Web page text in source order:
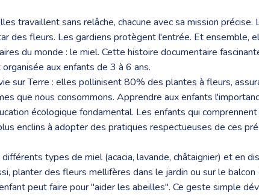
travaillent sans relâche, chacune avec sa mission précise.
des fleurs. Les gardiens protègent l'entrée. Et ensemble,
du monde : le miel. Cette histoire documentaire
aux enfants de 3 à 6 ans.
sur Terre : elles pollinisent 80% des plantes à fleurs,
que nous consommons. Apprendre aux enfants
écologique fondamental. Les enfants qui
enclins à adopter des pratiques respectueuses de ces
types de miel (acacia, lavande, châtaignier) et en
planter des fleurs mellifères dans le jardin ou sur le balcon
peut faire pour "aider les abeilles". Ce geste simple